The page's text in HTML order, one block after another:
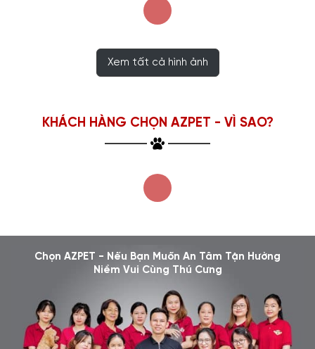
Xem tất cả hình ảnh
KHÁCH HÀNG CHỌN AZPET - VÌ SAO?
Chọn AZPET - Nếu Bạn Muốn An Tâm Tận Hưởng
Niềm Vui Cùng Thú Cưng